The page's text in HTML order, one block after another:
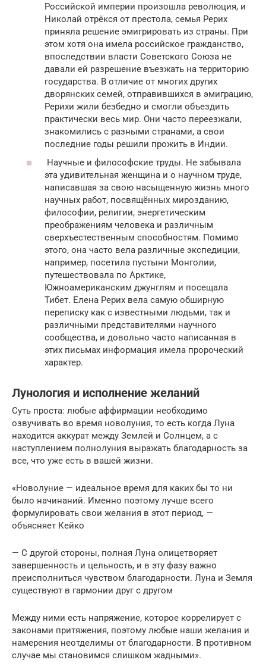
Российской империи произошла революция, и
Николай отрёкся от престола, семья Рерих
приняла решение эмигрировать из страны. При
этом хотя она имела российское гражданство,
впоследствии власти Советского Союза не
давали ей разрешение въезжать на территорию
государства. В отличие от многих других
дворянских семей, отправившихся в эмиграцию,
Рерихи жили безбедно и смогли объездить
практически весь мир. Они часто переезжали,
знакомились с разными странами, а свои
последние годы решили прожить в Индии.
Научные и философские труды. Не забывала
эта удивительная женщина и о научном труде,
написавшая за свою насыщенную жизнь много
научных работ, посвящённых мирозданию,
философии, религии, энергетическим
преображениям человека и различным
сверхъестественным способностям. Помимо
этого, она часто вела различные экспедиции,
например, посетила пустыни Монголии,
путешествовала по Арктике,
Южноамериканским джунглям и посещала
Тибет. Елена Рерих вела самую обширную
переписку как с известными людьми, так и
различными представителями научного
сообщества, и довольно часто написанная в
этих письмах информация имела пророческий
характер.
Лунология и исполнение желаний
Суть проста: любые аффирмации необходимо
озвучивать во время новолуния, то есть когда Луна
находится аккурат между Землей и Солнцем, а с
наступлением полнолуния выражать благодарность за
все, что уже есть в вашей жизни.
«Новолуние — идеальное время для каких бы то ни
было начинаний. Именно поэтому лучше всего
формулировать свои желания в этот период, —
объясняет Кейко
— С другой стороны, полная Луна олицетворяет
завершенность и цельность, и в эту фазу важно
преисполниться чувством благодарности. Луна и Земля
существуют в гармонии друг с другом
Между ними есть напряжение, которое коррелирует с
законами притяжения, поэтому любые наши желания и
намерения неотделимы от благодарности. В противном
случае мы становимся слишком жадными».